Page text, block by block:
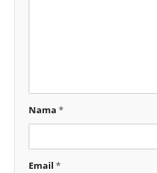
Nama *
Email *